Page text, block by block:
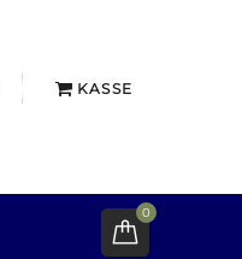
KASSE
0